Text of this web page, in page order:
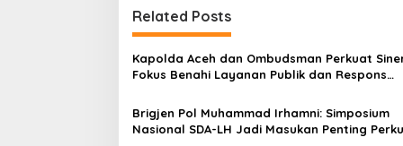
n
a
v
i
g
Related Posts
Kapolda Aceh dan Ombudsman Perkuat
Fokus Benahi Layanan Publik dan Respons
Brigjen Pol Muhammad Irhamni: Simposium
Nasional SDA-LH Jadi Masukan Penting